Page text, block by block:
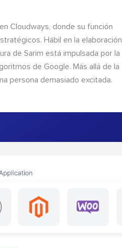
Cloudways, donde su función
Hábil en la elaboración
de Sarim está impulsada por la
de Google. Más allá de la
persona demasiado excitada.